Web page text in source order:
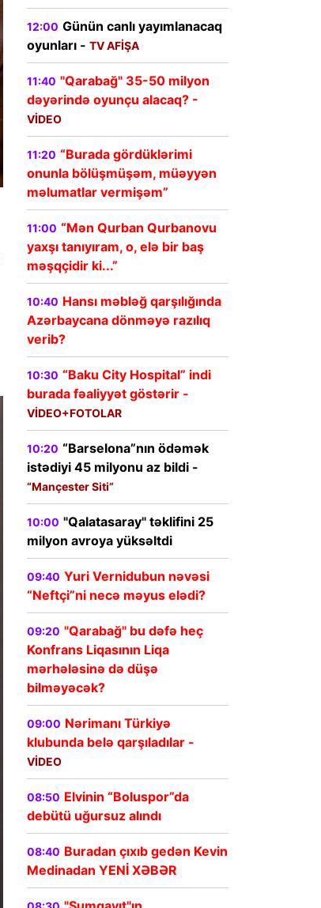
12:00 Günün canlı yayımlanacaq
oyunları - TV AFİŞA
11:40 "Qarabağ" 35-50 milyon
dəyərində oyunçu alacaq? -
VİDEO
11:20 “Burada gördüklərimi
onunla bölüşmüşəm, müəyyən
məlumatlar vermişəm”
11:00 “Mən Qurban Qurbanovu
yaxşı tanıyıram, o, elə bir baş
məşqçidir ki...”
10:40 Hansı məbləğ qarşılığında
Azərbaycana dönməyə razılıq
verib?
10:30 “Baku City Hospital” indi
burada fəaliyyət göstərir -
VİDEO+FOTOLAR
10:20 “Barselona”nın ödəmək
istədiyi 45 milyonu az bildi -
“Mançester Siti”
10:00 "Qalatasaray" təklifini 25
milyon avroya yüksəltdi
09:40 Yuri Vernidubun nəvəsi
“Neftçi”ni necə məyus elədi?
09:20 "Qarabağ" bu dəfə heç
Konfrans Liqasının Liqa
mərhələsinə də düşə
bilməyəcək?
09:00 Nərimanı Türkiyə
klubunda belə qarşıladılar -
VİDEO
08:50 Elvinin “Boluspor”da
debütü uğursuz alındı
08:40 Buradan çıxıb gedən Kevin
Medinadan YENİ XƏBƏR